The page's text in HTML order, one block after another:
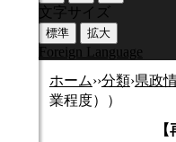
文字サイズ
標準 拡大
Foreign Language
ホーム››分類›県政
業程度））